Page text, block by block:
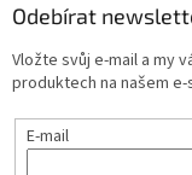
Odebírat
Vložte svůj e-mail a my
produktech na našem e-
E-mail